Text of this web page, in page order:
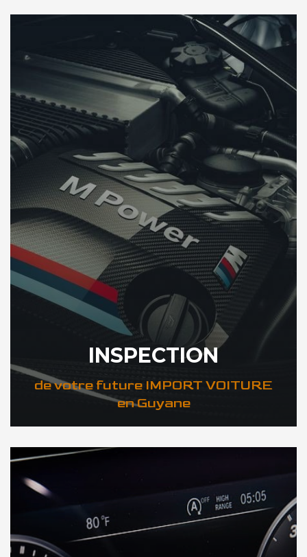
INSPECTION
de votre future IMPORT VOITURE
en Guyane
DÉCOUVREZ VOTRE INSPECTION AUTO en Guyane